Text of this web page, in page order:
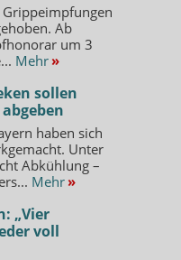
Ab
um 3
Mehr »
sollen
haben sich
Unter
Abkühlung –
Mehr »
„Vier
voll